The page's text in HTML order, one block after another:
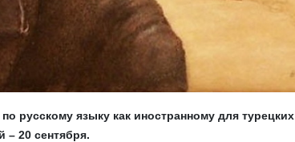
русскому языку как иностранному для турецких
– 20 сентября.